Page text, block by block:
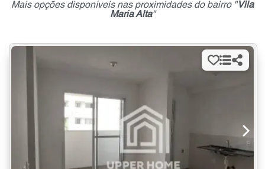
Mais opções disponíveis nas proximidades do bairro "Vila
Maria Alta"